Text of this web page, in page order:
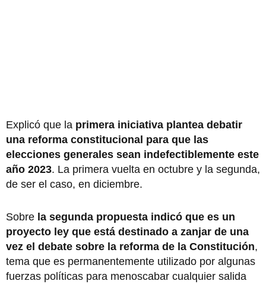
Explicó que la primera iniciativa plantea debatir
una reforma constitucional para que las
elecciones generales sean indefectiblemente este
año 2023. La primera vuelta en octubre y la segunda,
de ser el caso, en diciembre.
Sobre la segunda propuesta indicó que es un
proyecto ley que está destinado a zanjar de una
vez el debate sobre la reforma de la Constitución,
tema que es permanentemente utilizado por algunas
fuerzas políticas para menoscabar cualquier salida